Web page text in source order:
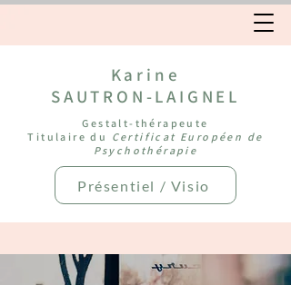
Karine
SAUTRON-LAIGNEL
Gestalt-thérapeute
Titulaire du Certificat Européen de
Psychothérapie
Présentiel / Visio